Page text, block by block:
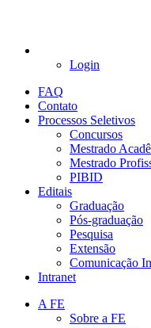
Login
FAQ
Contato
Processos Seletivos
Concursos
Mestrado
Mestrado
PIBID
Editais
Graduação
Pós-graduação
Pesquisa
Extensão
Comunicação
Intranet
A FE
Sobre a FE